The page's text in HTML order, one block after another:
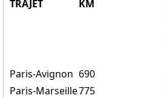
TRAJET
KM
Paris-Avignon 690
Paris-Marseille775